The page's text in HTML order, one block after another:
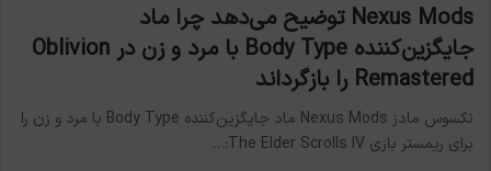
Nexus Mods توضیح می‌دهد چرا ماد
جایگزین‌کننده Body Type با مرد و زن در Oblivion
Remastered را بازگرداند
نکسوس مادز Nexus Mods ماد جایگزین‌کننده Body Type با مرد و زن را
برای ریمستر بازی The Elder Scrolls IV:…